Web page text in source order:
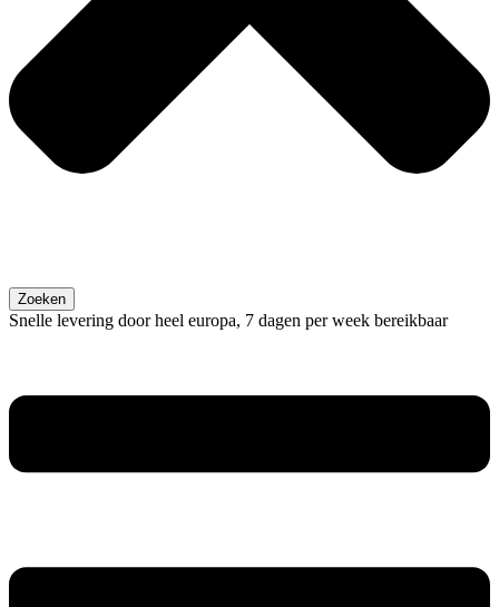
Zoeken
Snelle levering door heel europa, 7 dagen per week bereikbaar